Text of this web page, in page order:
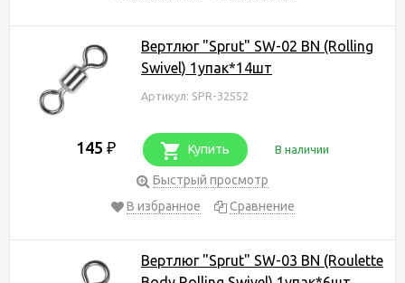
Вертлюг "Sprut" SW-02 BN (Rolling
Swivel) 1упак*14шт
Артикул: SPR-32552
145 ₽ Купить В наличии
Быстрый просмотр
В избранное
Сравнение
Вертлюг "Sprut" SW-03 BN (Roulette